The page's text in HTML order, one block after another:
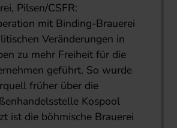
Pilsen/CSFR:
mit Binding-Brauerei
Veränderungen in
zu mehr Freiheit für die
geführt. So wurde
früher über die
Kospool
ist die böhmische Brauerei